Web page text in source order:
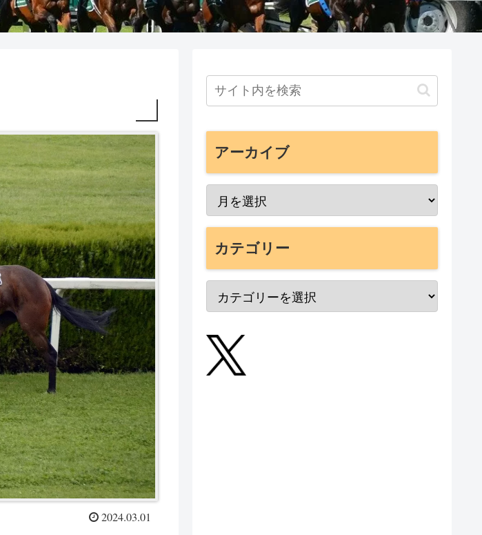
2024.03.01
アーカイブ
カテゴリー